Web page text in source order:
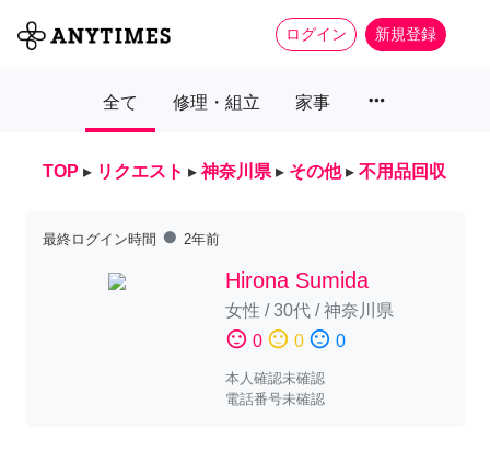
ログイン 新規登録
全て 修理・組立 家事 more_horiz
TOP ▸ リクエスト ▸ 神奈川県 ▸ その他 ▸ 不用品回収
最終ログイン時間 fiber_manual_record 2年前
Hirona Sumida
女性 /30代/神奈川県
sentiment_satisfied 0 sentiment_neutral 0 sentiment_dissatisfied 0
本人確認未確認
電話番号未確認